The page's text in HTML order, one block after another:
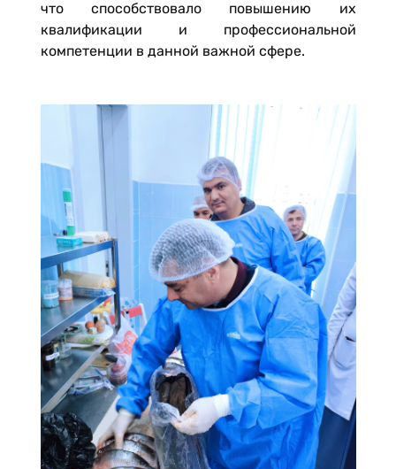
что способствовало повышению их
квалификации и профессиональной
компетенции в данной важной сфере.